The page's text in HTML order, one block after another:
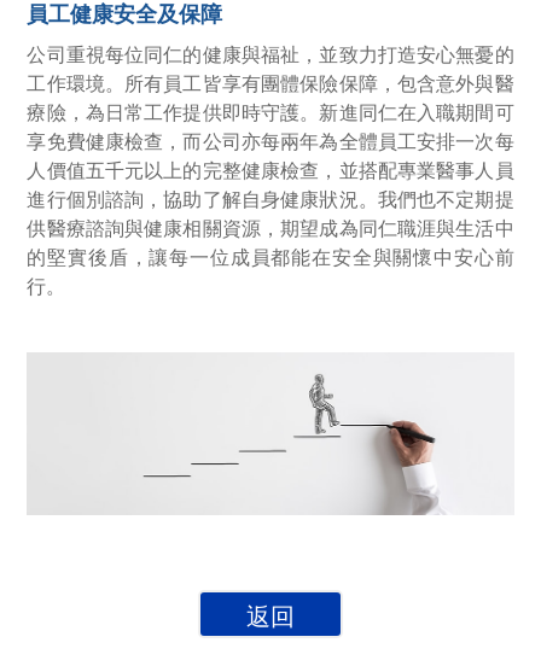
員工健康安全及保障
公司重視每位同仁的健康與福祉，並致力打造安心無憂的
工作環境。所有員工皆享有團體保險保障，包含意外與醫
療險，為日常工作提供即時守護。新進同仁在入職期間可
享免費健康檢查，而公司亦每兩年為全體員工安排一次每
人價值五千元以上的完整健康檢查，並搭配專業醫事人員
進行個別諮詢，協助了解自身健康狀況。我們也不定期提
供醫療諮詢與健康相關資源，期望成為同仁職涯與生活中
的堅實後盾，讓每一位成員都能在安全與關懷中安心前
行。
返回